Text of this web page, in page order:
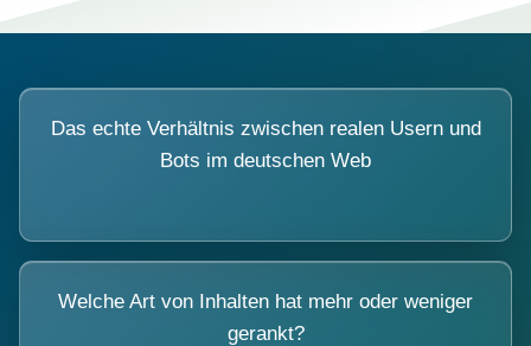
Das echte Verhältnis zwischen realen Usern und
Bots im deutschen Web
Welche Art von Inhalten hat mehr oder weniger
gerankt?